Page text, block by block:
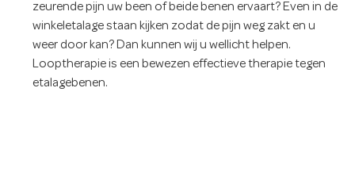
zeurende pijn uw been of beide benen ervaart? Even in de
winkeletalage staan kijken zodat de pijn weg zakt en u
weer door kan? Dan kunnen wij u wellicht helpen.
Looptherapie is een bewezen effectieve therapie tegen
etalagebenen.